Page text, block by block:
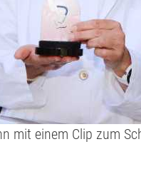
mit einem Clip zum